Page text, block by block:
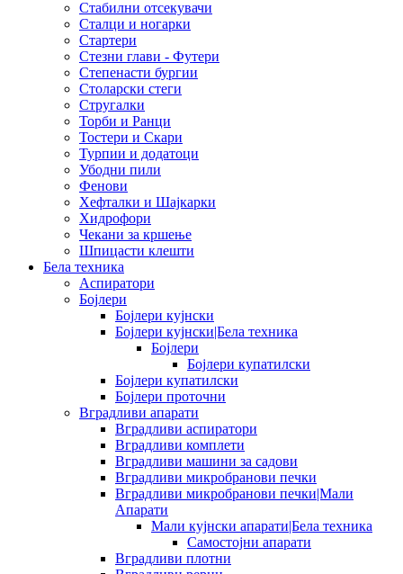
Стабилни отсекувачи
Сталци и ногарки
Стартери
Стезни глави - Футери
Степенасти бургии
Столарски стеги
Стругалки
Торби и Ранци
Тостери и Скари
Турпии и додатоци
Убодни пили
Фенови
Хефталки и Шајкарки
Хидрофори
Чекани за кршење
Шпицасти клешти
Бела техника
Аспиратори
Бојлери
Бојлери кујнски
Бојлери кујнски|Бела техника
Бојлери
Бојлери купатилски
Бојлери купатилски
Бојлери проточни
Вградливи апарати
Вградливи аспиратори
Вградливи комплети
Вградливи машини за садови
Вградливи микробранови печки
Вградливи микробранови печки|Мали
Апарати
Мали кујнски апарати|Бела техника
Самостојни апарати
Вградливи плотни